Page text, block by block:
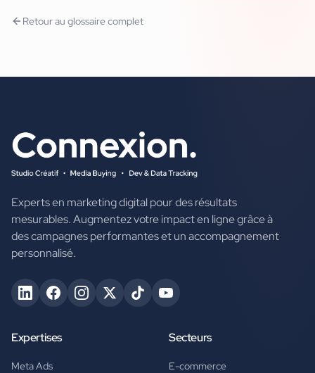
Retour au glossaire complet
Experts en marketing digital pour des résultats
mesurables. Augmentez votre impact en ligne grâce à
des campagnes performantes et un accompagnement
personnalisé.
Expertises
Meta Ads
Secteurs
E-commerce